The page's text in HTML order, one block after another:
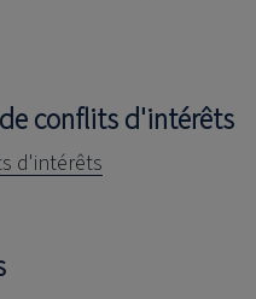
conflits d'intérêts
d'intérêts